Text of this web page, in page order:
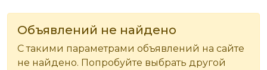
Объявлений не найдено
С такими параметрами объявлений на сайте
не найдено. Попробуйте выбрать другой